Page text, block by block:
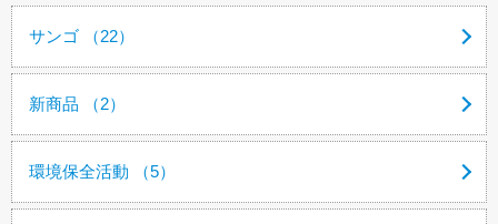
サンゴ （22）
新商品 （2）
環境保全活動 （5）